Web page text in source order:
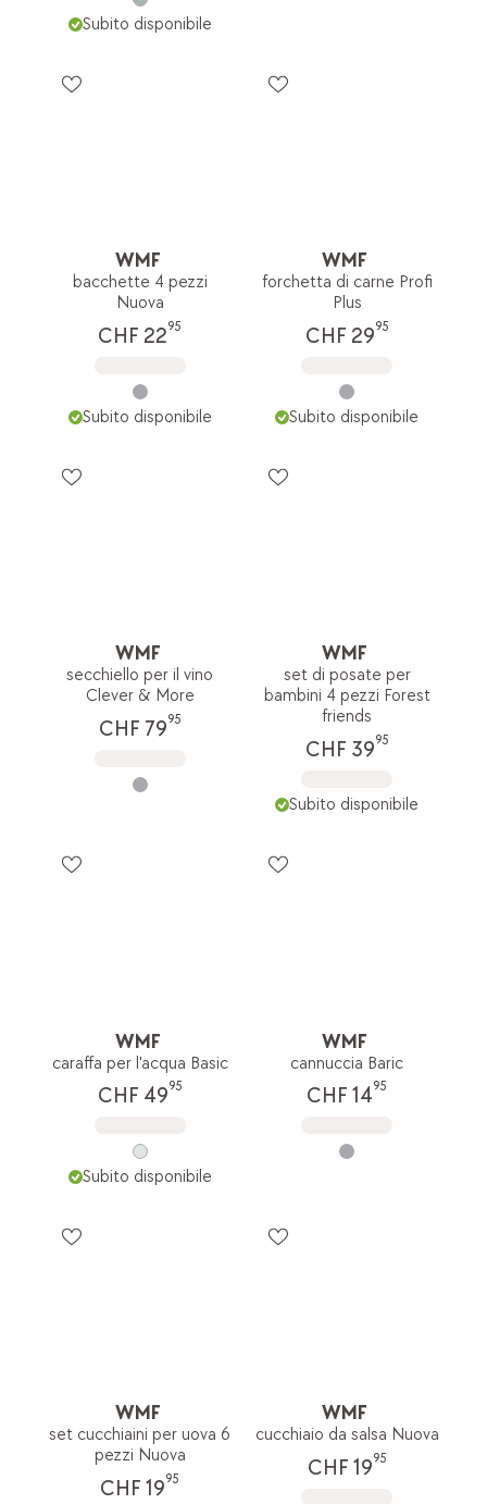
Subito disponibile
WMF
bacchette 4 pezzi
Nuova
CHF 2295
Subito disponibile
WMF
forchetta di carne Profi
Plus
CHF 2995
Subito disponibile
WMF
secchiello per il vino
Clever & More
CHF 7995
WMF
set di posate per
bambini 4 pezzi Forest
friends
CHF 3995
Subito disponibile
WMF
caraffa per l'acqua Basic
CHF 4995
Subito disponibile
WMF
cannuccia Baric
CHF 1495
WMF
set cucchiaini per uova 6
pezzi Nuova
CHF 1995
WMF
cucchiaio da salsa Nuova
CHF 1995